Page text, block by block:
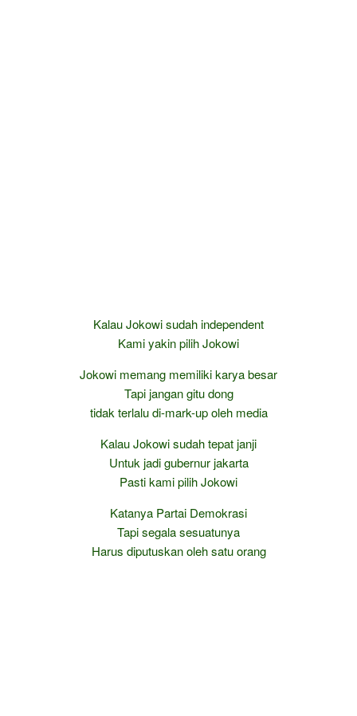
Kalau Jokowi sudah independent
Kami yakin pilih Jokowi
Jokowi memang memiliki karya besar
Tapi jangan gitu dong
tidak terlalu di-mark-up oleh media
Kalau Jokowi sudah tepat janji
Untuk jadi gubernur jakarta
Pasti kami pilih Jokowi
Katanya Partai Demokrasi
Tapi segala sesuatunya
Harus diputuskan oleh satu orang